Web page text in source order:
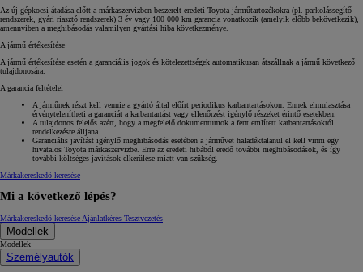
Az új gépkocsi átadása előtt a márkaszervizben beszerelt eredeti Toyota járműtartozékokra (pl. parkolássegítő
rendszerek, gyári riasztó rendszerek) 3 év vagy 100 000 km garancia vonatkozik (amelyik előbb bekövetkezik),
amennyiben a meghibásodás valamilyen gyártási hiba következménye.
A jármű értékesítése
A jármű értékesítése esetén a garanciális jogok és kötelezettségek automatikusan átszállnak a jármű következő
tulajdonosára.
A garancia feltételei
A járműnek részt kell vennie a gyártó által előírt periodikus karbantartásokon. Ennek elmulasztása
érvénytelenítheti a garanciát a karbantartást vagy ellenőrzést igénylő részeket érintő esetekben.
A tulajdonos felelős azért, hogy a megfelelő dokumentumok a fent említett karbantartásokról
rendelkezésre álljana
Garanciális javítást igénylő meghibásodás esetében a járművet haladéktalanul el kell vinni egy
hivatalos Toyota márkaszervizbe. Erre az eredeti hibából eredő további meghibásodások, és így
további költséges javítások elkerülése miatt van szükség.
Márkakereskedő keresése
Mi a következő lépés?
Márkakereskedő keresése Ajánlatkérés Tesztvezetés
Modellek
Modellek
Személyautók